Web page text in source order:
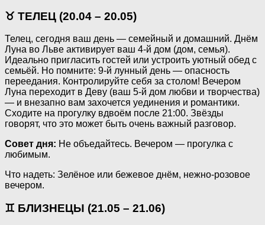
♉ ТЕЛЕЦ (20.04 – 20.05)
Телец, сегодня ваш день — семейный и домашний. Днём
Луна во Льве активирует ваш 4-й дом (дом, семья).
Идеально пригласить гостей или устроить уютный обед с
семьёй. Но помните: 9-й лунный день — опасность
переедания. Контролируйте себя за столом! Вечером
Луна переходит в Деву (ваш 5-й дом любви и творчества)
— и внезапно вам захочется уединения и романтики.
Сходите на прогулку вдвоём после 21:00. Звёзды
говорят, что это может быть очень важный разговор.
Совет дня: Не объедайтесь. Вечером — прогулка с
любимым.
Что надеть: Зелёное или бежевое днём, нежно-розовое
вечером.
♊ БЛИЗНЕЦЫ (21.05 – 21.06)